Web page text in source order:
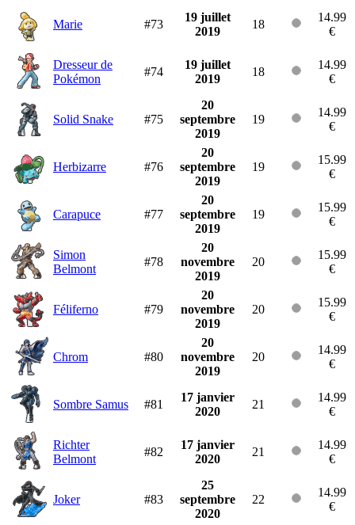
Marie #73
19 juillet
2019
18
14.99
€
Dresseur de
Pokémon
#74
19 juillet
2019
18
14.99
€
Solid Snake #75
20
septembre
2019
19
14.99
€
Herbizarre #76
20
septembre
2019
19
15.99
€
Carapuce #77
20
septembre
2019
19
15.99
€
Simon
Belmont
#78
20
novembre
2019
20
15.99
€
Féliferno #79
20
novembre
2019
20
15.99
€
Chrom #80
20
novembre
2019
20
14.99
€
Sombre Samus #81
17 janvier
2020
21
14.99
€
Richter
Belmont
#82
17 janvier
2020
21
14.99
€
Joker #83
25
septembre
2020
22
14.99
€